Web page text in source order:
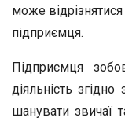
може
підприємця.
Підприємця
діяльність
шанувати звичаї